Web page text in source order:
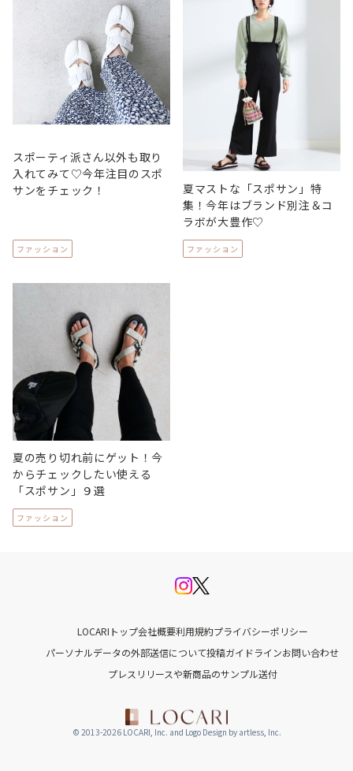
スポーティ派さん以外も取り
入れてみて♡今年注目のスポ
サンをチェック！
ファッション
夏マストな「スポサン」特
集！今年はブランド別注＆コ
ラボが大豊作♡
ファッション
夏の売り切れ前にゲット！今
からチェックしたい使える
「スポサン」９選
ファッション
LOCARIトップ会社概要利用規約プライバシーポリシー
パーソナルデータの外部送信について投稿ガイドラインお問い合わせ
プレスリリースや新商品のサンプル送付
© 2013-2026 LOCARI, Inc. and Logo Design by artless, Inc.